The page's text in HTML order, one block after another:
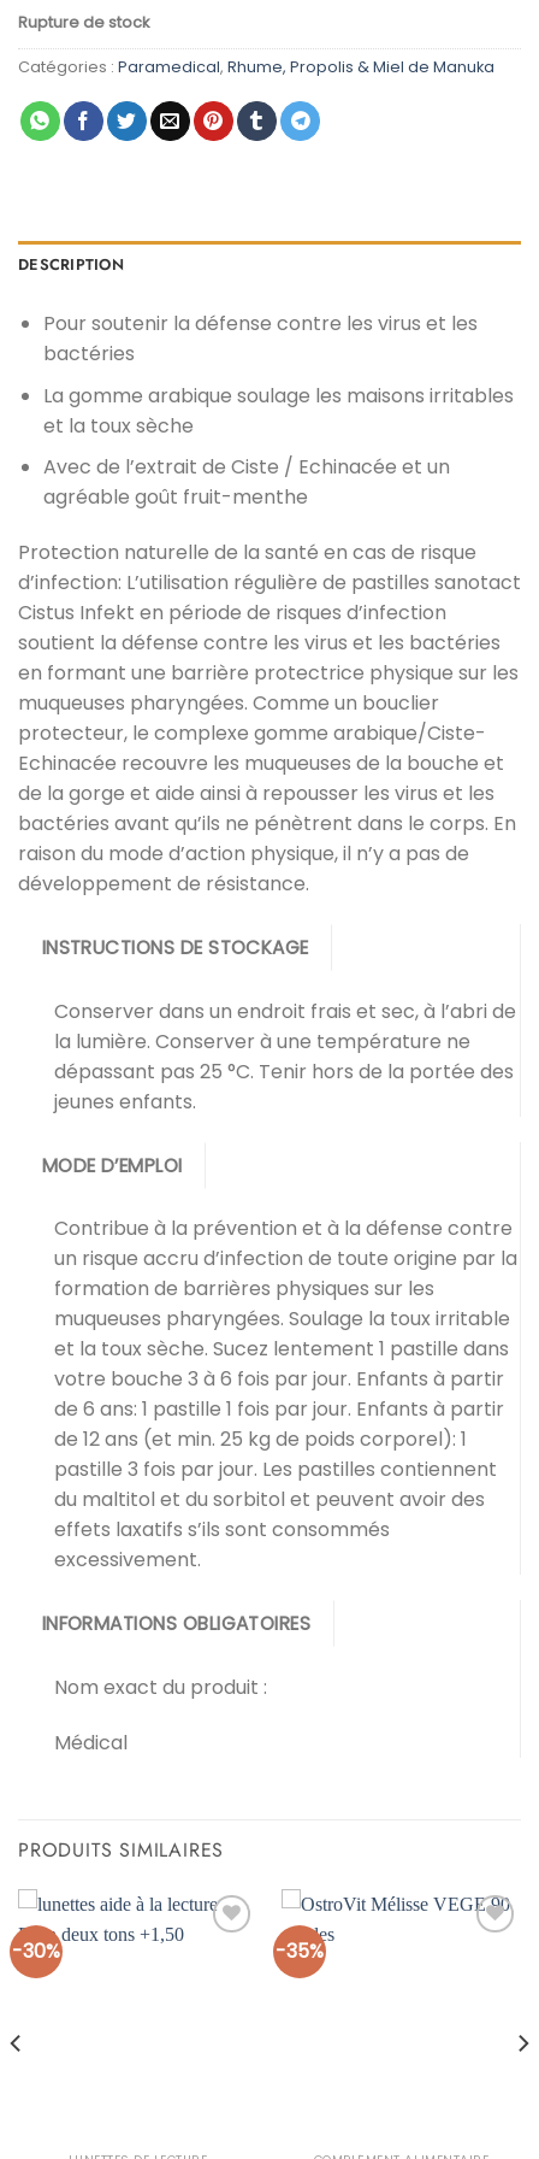
prix
initial
était :
د.م. 149,00.
actuel
est :
Rupture de stock
Catégories : Paramedical, Rhume, Propolis & Miel de Manuka
DESCRIPTION
Pour soutenir la défense contre les virus et les
bactéries
La gomme arabique soulage les maisons irritables
et la toux sèche
Avec de l’extrait de Ciste / Echinacée et un
agréable goût fruit-menthe
Protection naturelle de la santé en cas de risque
d’infection: L’utilisation régulière de pastilles sanotact
Cistus Infekt en période de risques d’infection
soutient la défense contre les virus et les bactéries
en formant une barrière protectrice physique sur les
muqueuses pharyngées. Comme un bouclier
protecteur, le complexe gomme arabique/Ciste-
Echinacée recouvre les muqueuses de la bouche et
de la gorge et aide ainsi à repousser les virus et les
bactéries avant qu’ils ne pénètrent dans le corps. En
raison du mode d’action physique, il n’y a pas de
développement de résistance.
INSTRUCTIONS DE STOCKAGE
Conserver dans un endroit frais et sec, à l’abri de
la lumière. Conserver à une température ne
dépassant pas 25 °C. Tenir hors de la portée des
jeunes enfants.
MODE D’EMPLOI
Contribue à la prévention et à la défense contre
un risque accru d’infection de toute origine par la
formation de barrières physiques sur les
muqueuses pharyngées. Soulage la toux irritable
et la toux sèche. Sucez lentement 1 pastille dans
votre bouche 3 à 6 fois par jour. Enfants à partir
de 6 ans: 1 pastille 1 fois par jour. Enfants à partir
de 12 ans (et min. 25 kg de poids corporel): 1
pastille 3 fois par jour. Les pastilles contiennent
du maltitol et du sorbitol et peuvent avoir des
effets laxatifs s’ils sont consommés
excessivement.
INFORMATIONS OBLIGATOIRES
Nom exact du produit :
Médical
PRODUITS SIMILAIRES
-30% -35%